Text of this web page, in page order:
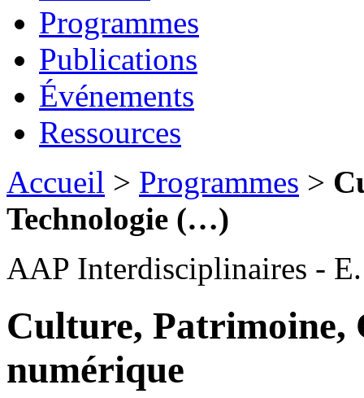
Programmes
Publications
Événements
Ressources
Accueil > Programmes >
Technologie (…)
AAP Interdisciplinaires -
Culture, Patrimoine,
numérique